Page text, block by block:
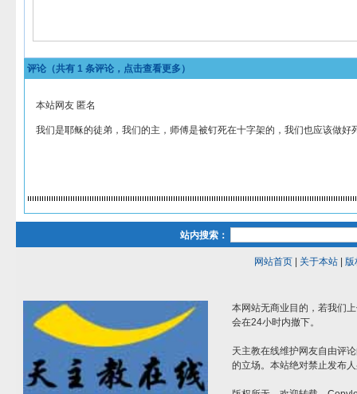
评论（共有 1 条评论，点击查看更多）
本站网友 匿名
我们是耶稣的徒弟，我们的主，师傅是被钉死在十字架的，我们也应该做好
站内搜索：
网站首页| 关于本站| 版
本网站无商业目的，若我们
会在24小时内撤下。
天主教在线维护网友自由评
的立场。本站绝对禁止发布